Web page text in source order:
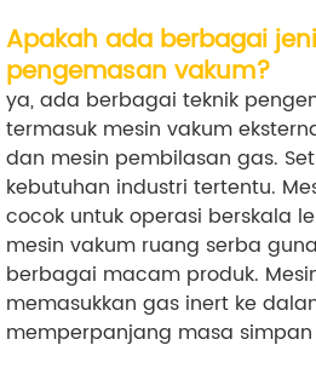
Apakah ada berbagai
pengemasan vakum?
ya, ada berbagai teknik
termasuk mesin vakum
dan mesin pembilasan gas.
kebutuhan industri tertentu.
cocok untuk operasi berskala
mesin vakum ruang serba
berbagai macam produk.
memasukkan gas inert ke
memperpanjang masa simpan